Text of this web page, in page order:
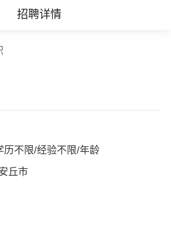
招聘详情
历不限/经验不限/年龄
丘市